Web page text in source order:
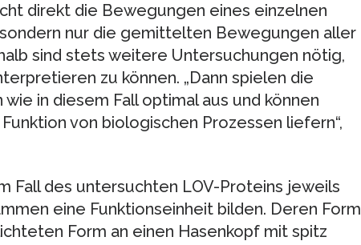
direkt die Bewegungen eines einzelnen
nur die gemittelten Bewegungen aller
sind stets weitere Untersuchungen nötig,
zu können. „Dann spielen die
in diesem Fall optimal aus und können
von biologischen Prozessen liefern“,
Fall des untersuchten LOV-Proteins jeweils
eine Funktionseinheit bilden. Deren Form
Form an einen Hasenkopf mit spitz